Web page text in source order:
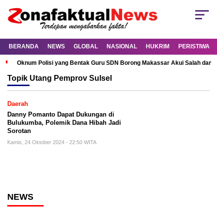
BERANDA NEWS GLOBAL NASIONAL HUKRIM PERISTIWA
Oknum Polisi yang Bentak Guru SDN Borong Makassar Akui Salah dan
Topik Utang Pemprov Sulsel
Daerah
Danny Pomanto Dapat Dukungan di
Bulukumba, Polemik Dana Hibah Jadi
Sorotan
Kamis, 24 Oktober 2024 - 22:50 WITA
NEWS